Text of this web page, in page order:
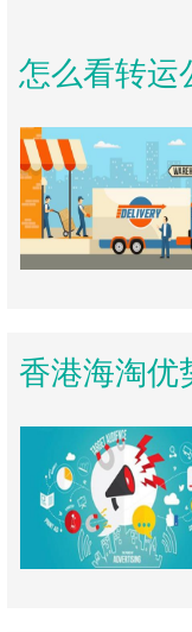
怎么看转运
香港海淘优